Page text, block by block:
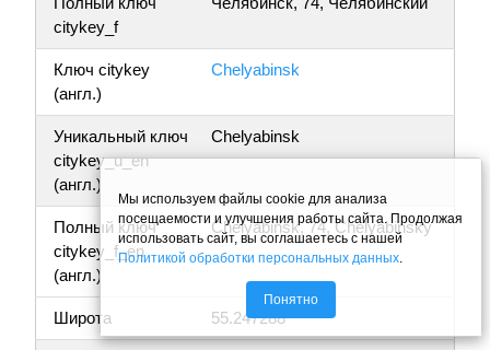
citykey_f
Ключ citykey
(англ.)
Chelyabinsk
Уникальный ключ
citykey_u_en
(англ.)
Chelyabinsk
Полный ключ
citykey_f_en
(англ.)
Chelyabinsk, 74, Chelyabinsky
Широта 55.247288
Мы используем файлы cookie для анализа
посещаемости и улучшения работы сайта. Продолжая
использовать сайт, вы соглашаетесь с нашей
Политикой обработки персональных данных.
Понятно